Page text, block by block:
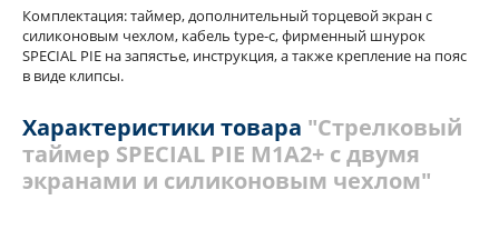
Комплектация: таймер, дополнительный торцевой экран с
силиконовым чехлом, кабель type-c, фирменный шнурок
SPECIAL PIE на запястье, инструкция, а также крепление на пояс
в виде клипсы.
Характеристики товара "Стрелковый
таймер SPECIAL PIE M1A2+ с двумя
экранами и силиконовым чехлом"